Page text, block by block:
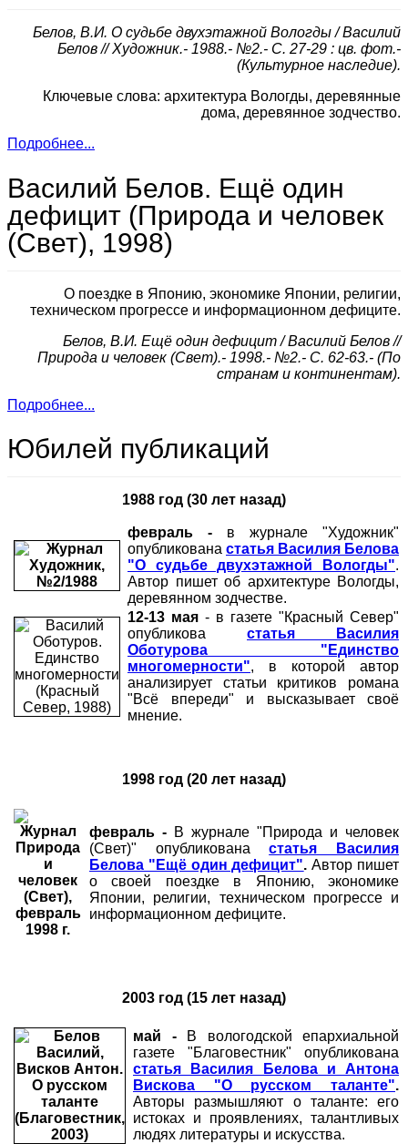
Белов, В.И. О судьбе двухэтажной Вологды / Василий
Белов // Художник.- 1988.- №2.- С. 27-29 : цв. фот.-
(Культурное наследие).
Ключевые слова: архитектура Вологды, деревянные
дома, деревянное зодчество.
Подробнее...
Василий Белов. Ещё один
дефицит (Природа и человек
(Свет), 1998)
О поездке в Японию, экономике Японии, религии,
техническом прогрессе и информационном дефиците.
Белов, В.И. Ещё один дефицит / Василий Белов //
Природа и человек (Свет).- 1998.- №2.- С. 62-63.- (По
странам и континентам).
Подробнее...
Юбилей публикаций
1988 год (30 лет назад)
февраль - в журнале "Художник"
опубликована статья Василия Белова
"О судьбе двухэтажной Вологды".
Автор пишет об архитектуре Вологды,
деревянном зодчестве.
12-13 мая - в газете "Красный Север"
опубликова статья Василия
Оботурова "Единство
многомерности", в которой автор
анализирует статьи критиков романа
"Всё впереди" и высказывает своё
мнение.
1998 год (20 лет назад)
февраль - В журнале "Природа и человек
(Свет)" опубликованастатья Василия
Белова "Ещё один дефицит".Автор пишет
о своей поездке в Японию, экономике
Японии, религии, техническом прогрессе и
информационном дефиците.
2003 год (15 лет назад)
май -
В вологодской епархиальной
газете "Благовестник" опубликована
статья Василия Белова и Антона
Вискова "О русском таланте".
Авторы размышляют о таланте: его
истоках и проявлениях, талантливых
людях литературы и искусства.